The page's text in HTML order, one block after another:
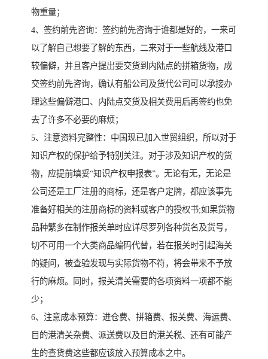
物重量；
4、签约前先咨询：签约前先咨询于谁都是好的，一来可
以了解自己想要了解的东西，二来对于一些航线及港口
较偏僻，并且客户提出要交货到内陆点的拼箱货物，成
交签约前先咨询，确认有船公司及货代公司可以承接办
理这些偏僻港口、内陆点交货及相关费用后再签约也免
去了许多不必要的麻烦；
5、注意资料完整性：中国现已加入世贸组织，所以对于
知识产权的保护给予特别关注。对于涉及知识产权的货
物，应提前填妥“知识产权申报表”。无论有无，无论是
公司还是工厂注册的商标，还是客户定牌，都应该事先
准备好相关的注册商标的资料或客户的授权书;如果货物
品种繁多在制作报关单时应详尽罗列各种货名及货号，
切不可用一个大类商品编码代替，若在报关时引起海关
的疑问，被查验发现与实际货物不符，将会带来不予放
行的麻烦。同时，报关清关需要的各项资料一项都不能
少；
6、注意成本预算：进仓费、拼箱费、报关费、海运费、
目的港清关杂费、派送费以及目的港关税、还有可能产
生的查货费这些都应该放入预算成本之中。